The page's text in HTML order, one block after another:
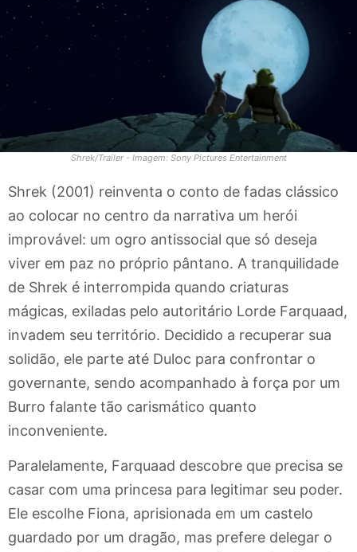
Shrek/Trailer - Imagem: Sony Pictures Entertainment
Shrek (2001) reinventa o conto de fadas clássico
ao colocar no centro da narrativa um herói
improvável: um ogro antissocial que só deseja
viver em paz no próprio pântano. A tranquilidade
de Shrek é interrompida quando criaturas
mágicas, exiladas pelo autoritário Lorde Farquaad,
invadem seu território. Decidido a recuperar sua
solidão, ele parte até Duloc para confrontar o
governante, sendo acompanhado à força por um
Burro falante tão carismático quanto
inconveniente.
Paralelamente, Farquaad descobre que precisa se
casar com uma princesa para legitimar seu poder.
Ele escolhe Fiona, aprisionada em um castelo
guardado por um dragão, mas prefere delegar o